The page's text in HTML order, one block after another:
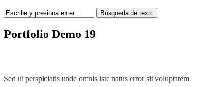
Portfolio Demo 19
Sed ut perspiciatis unde omnis iste natus error sit voluptatem